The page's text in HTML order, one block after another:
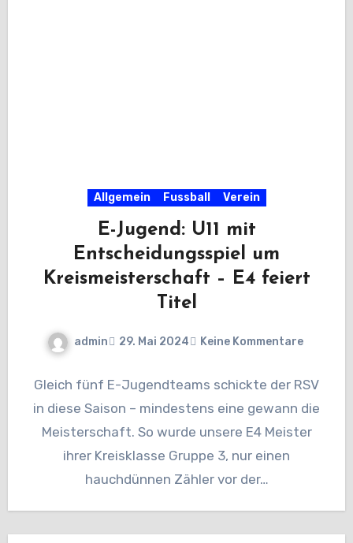
Allgemein Fussball Verein
E-Jugend: U11 mit
Entscheidungsspiel um
Kreismeisterschaft – E4 feiert
Titel
admin 29. Mai 2024 Keine Kommentare
Gleich fünf E-Jugendteams schickte der RSV
in diese Saison – mindestens eine gewann die
Meisterschaft. So wurde unsere E4 Meister
ihrer Kreisklasse Gruppe 3, nur einen
hauchdünnen Zähler vor der…